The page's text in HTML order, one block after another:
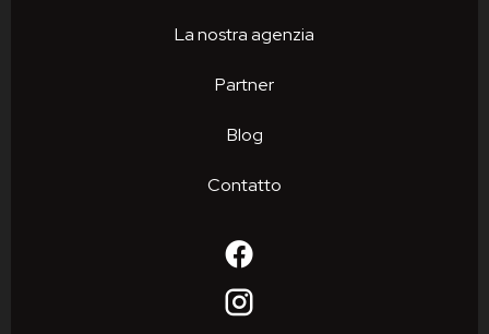
La nostra agenzia
Partner
Blog
Contatto